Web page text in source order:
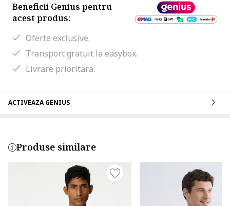
Beneficii Genius pentru
acest produs:
Oferte exclusive.
Transport gratuit la easybox.
Livrare prioritara.
ACTIVEAZA GENIUS
Produse similare